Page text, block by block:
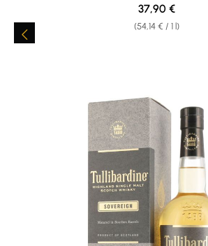
(54,14 € / 1 l)
Regular price:
37,90 €